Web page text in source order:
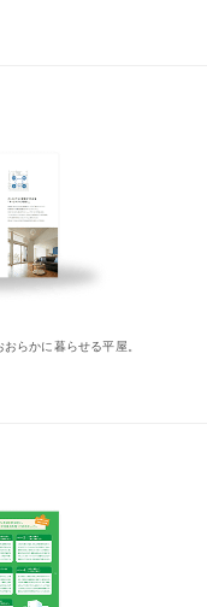
らかに暮らせる平屋。